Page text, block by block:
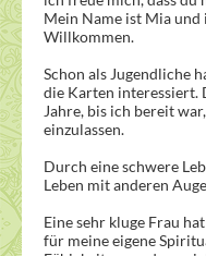
Mein Name ist Mia
Willkommen.
Schon als Jugendliche
die Karten interessiert.
Jahre, bis ich bereit
einzulassen.
Durch eine schwere
Leben mit anderen
Eine sehr kluge Frau
für meine eigene